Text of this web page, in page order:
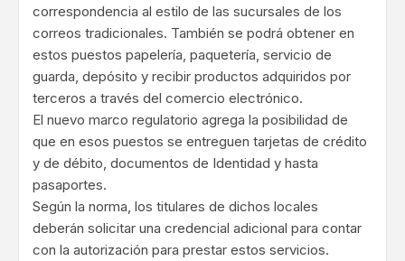
correspondencia al estilo de las sucursales de los
correos tradicionales. También se podrá obtener en
estos puestos papelería, paquetería, servicio de
guarda, depósito y recibir productos adquiridos por
terceros a través del comercio electrónico.
El nuevo marco regulatorio agrega la posibilidad de
que en esos puestos se entreguen tarjetas de crédito
y de débito, documentos de Identidad y hasta
pasaportes.
Según la norma, los titulares de dichos locales
deberán solicitar una credencial adicional para contar
con la autorización para prestar estos servicios.